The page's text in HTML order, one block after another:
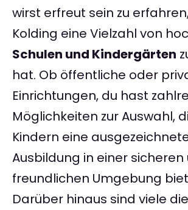
wirst erfreut sein zu
Kolding eine Vielzahl von
Schulen und Kindergärten
hat. Ob öffentliche oder
Einrichtungen, du hast
Möglichkeiten zur Auswahl,
Kindern eine
Ausbildung in einer sicheren
freundlichen Umgebung
Darüber hinaus sind viele